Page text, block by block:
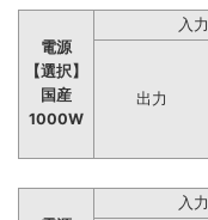
電源
【選択】
国産
1000W
入力
出力
入力